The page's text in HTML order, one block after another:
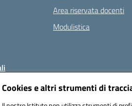
Cookies e altri strumenti di
Area riservata docenti
Modulistica